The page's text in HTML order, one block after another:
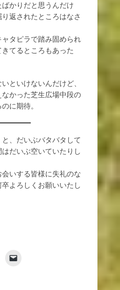
かりだと思うんだけ
返されたところはなさ
タピラで踏み固められ
てるところもあった
といけないんだけど、
かった芝生広場中段の
に期待。
、だいぶバタバタして
だいぶ空いていたりし
いする皆様に失礼のな
よろしくお願いいたし